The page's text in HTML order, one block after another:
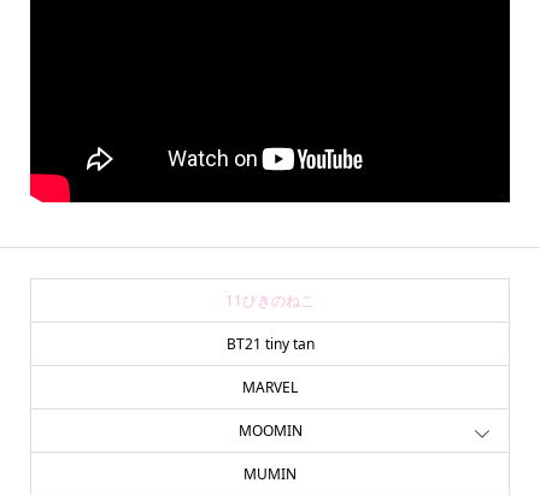
11ぴきのねこ
BT21 tiny tan
MARVEL
MOOMIN
MUMIN